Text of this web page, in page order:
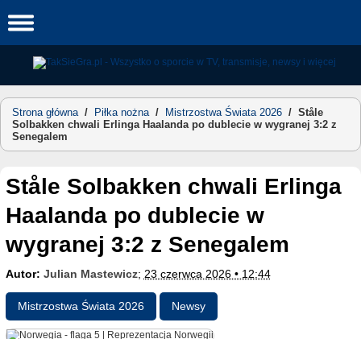
to
Strona główna/ Piłka nożna/ Mistrzostwa Świata 2026 / Ståle
Solbakken chwali Erlinga Haalanda po dublecie w wygranej 3:2 z
Senegalem
Ståle Solbakken chwali Erlinga
Haalanda po dublecie w
wygranej 3:2 z Senegalem
Autor: Julian Mastewicz; 23 czerwca 2026 • 12:44
Mistrzostwa Świata 2026 Newsy